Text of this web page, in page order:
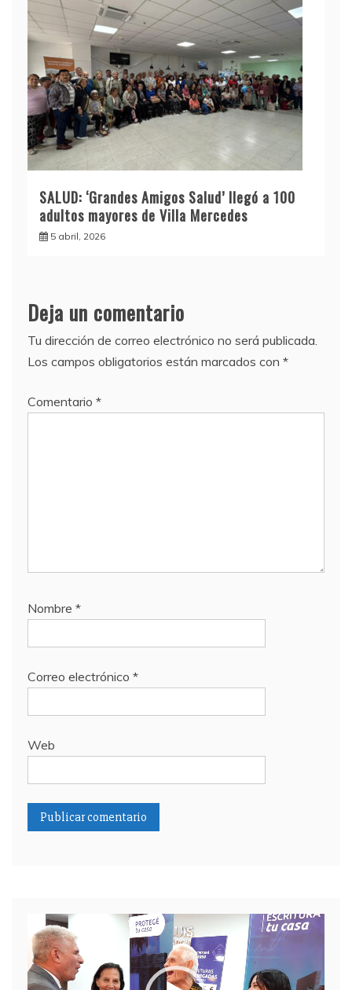
SALUD: ‘Grandes Amigos Salud’ llegó a 100
adultos mayores de Villa Mercedes
5 abril, 2026
Deja un comentario
Tu dirección de correo electrónico no será publicada.
Los campos obligatorios están marcados con *
Comentario *
Nombre *
Correo electrónico *
Web
Reproductor
de
video